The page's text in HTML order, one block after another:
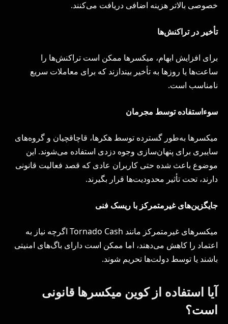
خصوصی بالاتر هزینه اضافی دریافت می‌کنند.
تأخیر در تراکنش‌ها
برای افزایش ابهام، میکسرها ممکن است تراکنش‌ها را
ساعت‌ها یا روزها به تأخیر بیندازند که برای معاملات سریع
نامناسب است.
سوءاستفاده توسط مجرمان
میکسرها به‌طور گسترده توسط هکرها، قاچاقچیان و گروه‌های
سایبری برای پنهان‌سازی وجوه دزدی استفاده می‌شوند. این
موضوع باعث شده حتی کاربران عادی که قصد فعالیت قانونی
دارند، تحت تأثیر محدودیت‌ها قرار بگیرند.
جایگزین‌های غیرمتمرکز با ریسک فنی
میکسرهای غیرمتمرکز مانند Tornado Cash اگرچه نیاز به
اعتماد را کاهش می‌دهند، اما ممکن است دارای باگ‌های امنیتی
باشند یا توسط دولت‌ها تحریم شوند.
آیا استفاده از کوین میکسرها قانونی
است؟